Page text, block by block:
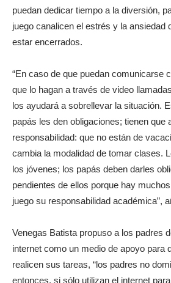
puedan dedicar tiempo a la diversión,
juego canalicen el estrés y la ansiedad
estar encerrados.
“En caso de que puedan comunicarse
que lo hagan a través de video
los ayudará a sobrellevar la situación.
papás les den obligaciones; tienen que
responsabilidad: que no están de
cambia la modalidad de tomar clases.
los jóvenes; los papás deben darles
pendientes de ellos porque hay
juego su responsabilidad académica”,
Venegas Batista propuso a los padres
internet como un medio de apoyo para
realicen sus tareas, “los padres no
entonces, si sólo utilizan el internet